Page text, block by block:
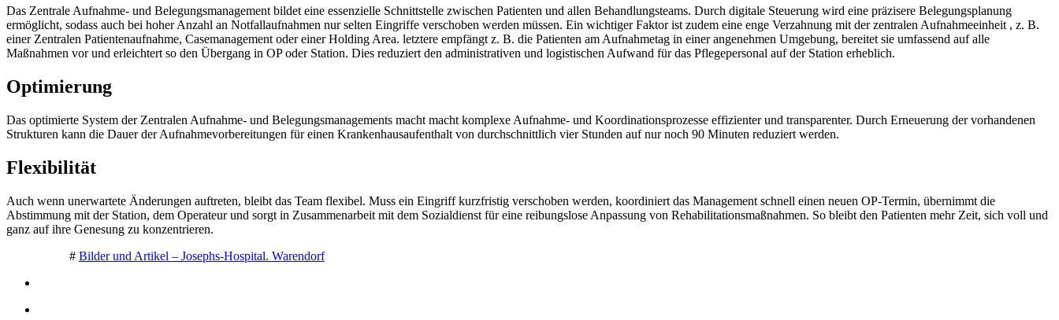
Das Zentrale Aufnahme- und Belegungsmanagement bildet eine essenzielle Schnittstelle zwischen Patienten und allen Behandlungsteams. Durch digitale Steuerung wird eine präzisere Belegungsplanung
ermöglicht, sodass auch bei hoher Anzahl an Notfallaufnahmen nur selten Eingriffe verschoben werden müssen. Ein wichtiger Faktor ist zudem eine enge Verzahnung mit der zentralen Aufnahmeeinheit , z. B.
einer Zentralen Patientenaufnahme, Casemanagement oder einer Holding Area. letztere empfängt z. B. die Patienten am Aufnahmetag in einer angenehmen Umgebung, bereitet sie umfassend auf alle
Maßnahmen vor und erleichtert so den Übergang in OP oder Station. Dies reduziert den administrativen und logistischen Aufwand für das Pflegepersonal auf der Station erheblich.
Optimierung
Das optimierte System der Zentralen Aufnahme- und Belegungsmanagements macht macht komplexe Aufnahme- und Koordinationsprozesse effizienter und transparenter. Durch Erneuerung der vorhandenen
Strukturen kann die Dauer der Aufnahmevorbereitungen für einen Krankenhausaufenthalt von durchschnittlich vier Stunden auf nur noch 90 Minuten reduziert werden.
Flexibilität
Auch wenn unerwartete Änderungen auftreten, bleibt das Team flexibel. Muss ein Eingriff kurzfristig verschoben werden, koordiniert das Management schnell einen neuen OP-Termin, übernimmt die
Abstimmung mit der Station, dem Operateur und sorgt in Zusammenarbeit mit dem Sozialdienst für eine reibungslose Anpassung von Rehabilitationsmaßnahmen. So bleibt den Patienten mehr Zeit, sich voll und
ganz auf ihre Genesung zu konzentrieren.
# Bilder und Artikel – Josephs-Hospital. Warendorf